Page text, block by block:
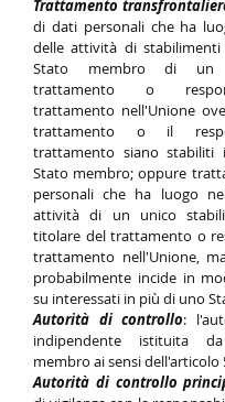
Trattamento
di dati personali che ha
delle attività di
Stato membro di un
trattamento o
trattamento nell'Unione
trattamento o il
trattamento siano
Stato membro; oppure
personali che ha luogo
attività di un unico
titolare del trattamento o
trattamento nell'Unione,
probabilmente incide in
su interessati in più di uno
Autorità di controllo:
indipendente istituita
membro ai sensi dell'articolo
Autorità di controllo